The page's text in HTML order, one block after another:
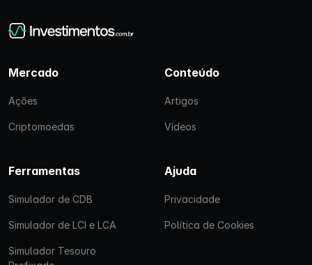
Mercado
Ações
Criptomoedas
Conteúdo
Artigos
Vídeos
Ferramentas
Simulador de CDB
Simulador de LCI e LCA
Simulador Tesouro
Ajuda
Privacidade
Política de Cookies